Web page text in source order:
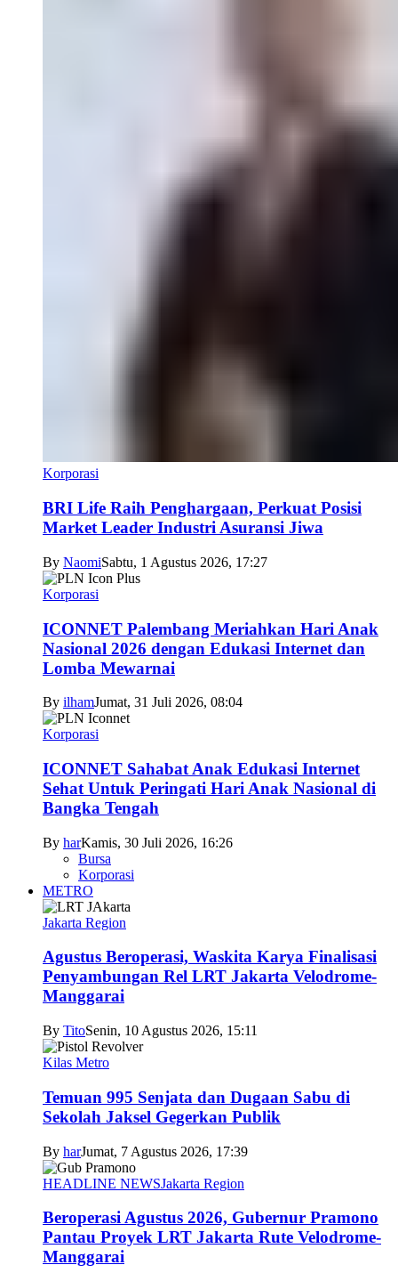
Korporasi
BRI Life Raih Penghargaan, Perkuat Posisi
Market Leader Industri Asuransi Jiwa
By NaomiSabtu, 1 Agustus 2026, 17:27
Korporasi
ICONNET Palembang Meriahkan Hari Anak
Nasional 2026 dengan Edukasi Internet dan
Lomba Mewarnai
By ilhamJumat, 31 Juli 2026, 08:04
Korporasi
ICONNET Sahabat Anak Edukasi Internet
Sehat Untuk Peringati Hari Anak Nasional di
Bangka Tengah
By harKamis, 30 Juli 2026, 16:26
Bursa
Korporasi
METRO
Jakarta Region
Agustus Beroperasi, Waskita Karya Finalisasi
Penyambungan Rel LRT Jakarta Velodrome-
Manggarai
By TitoSenin, 10 Agustus 2026, 15:11
Kilas Metro
Temuan 995 Senjata dan Dugaan Sabu di
Sekolah Jaksel Gegerkan Publik
By harJumat, 7 Agustus 2026, 17:39
HEADLINE NEWSJakarta Region
Beroperasi Agustus 2026, Gubernur Pramono
Pantau Proyek LRT Jakarta Rute Velodrome-
Manggarai